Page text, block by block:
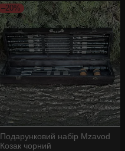
–20%
Подарунковий набір Mzavod
Козак чорний